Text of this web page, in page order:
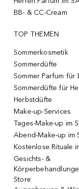
BB- & CC-Cream
TOP THEMEN
Sommerkosmetik
Sommerdüfte
Sommer Parfum für
Sommerdüfte für
Herbstdüfte
Make-up-Services
Tages-Make-up im
Abend-Make-up im
Kostenlose Rituale
Gesichts- &
Store